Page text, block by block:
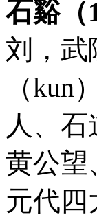
石谿（
刘，武
（
人、
黄公望
元代四